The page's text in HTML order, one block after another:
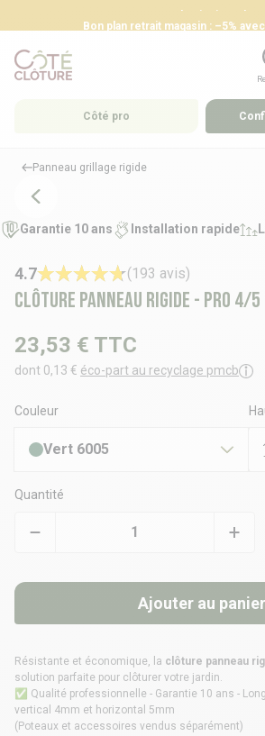
Côté pro
Panneau grillage rigide
Clôture panneau rigide - PRO 4/5
4.7 (193 avis)
Garantie 10 ans Installation rapide
23,53 € TTC
dont 0,13 € éco-part au recyclage pmcb
Couleur
Vert 6005
Quantité
Ajouter au panier
Résistante et économique, la clôture panneau
solution parfaite pour clôturer votre jardin.
✅ Qualité professionnelle - Garantie 10 ans -
vertical 4mm et horizontal 5mm
(Poteaux et accessoires vendus séparément)